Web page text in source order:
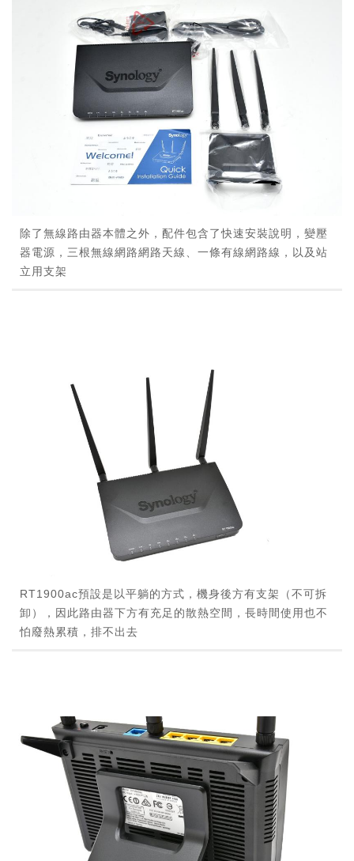
除了無線路由器本體之外，配件包含了快速安裝說明，變壓
器電源，三根無線網路網路天線、一條有線網路線，以及站
立用支架
RT1900ac預設是以平躺的方式，機身後方有支架（不可拆
卸），因此路由器下方有充足的散熱空間，長時間使用也不
怕廢熱累積，排不出去